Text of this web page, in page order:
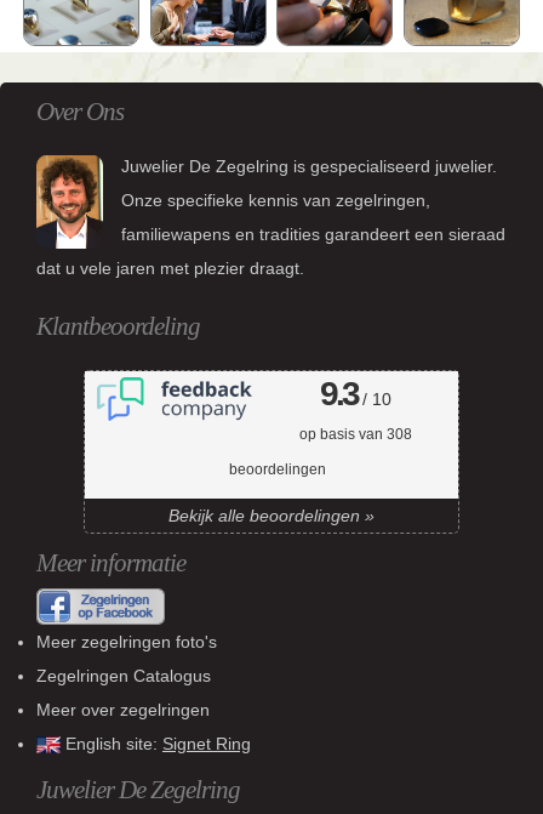
Over Ons
Juwelier De Zegelring is gespecialiseerd juwelier.
Onze specifieke kennis van zegelringen,
familiewapens en tradities garandeert een sieraad
dat u vele jaren met plezier draagt.
Klantbeoordeling
9.3/ 10
op basis van 308
beoordelingen
Bekijk alle beoordelingen »
Meer informatie
Meer zegelringen foto's
Zegelringen Catalogus
Meer over zegelringen
English site: Signet Ring
Juwelier De Zegelring